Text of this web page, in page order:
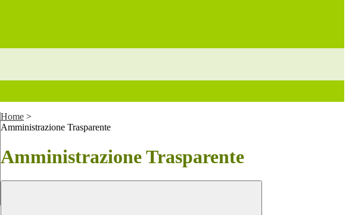
Home >
Amministrazione Trasparente
Amministrazione Trasparente